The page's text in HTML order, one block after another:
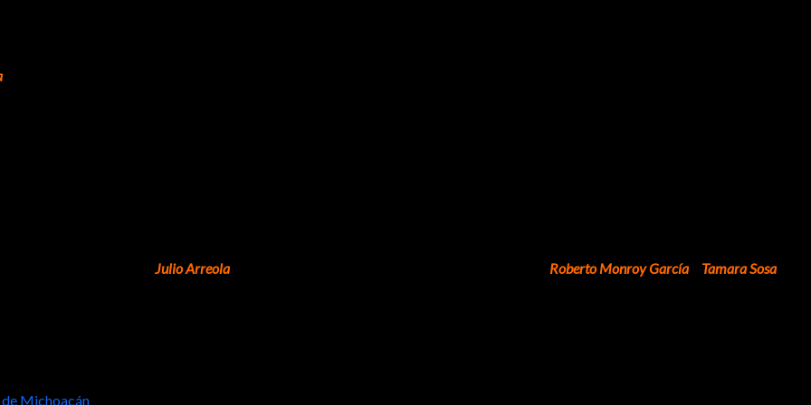
, se trabaja en la generación de actividades y productos turísticos para consolidar toda la riqueza de los destinos. En ese contexto
para este verano en las diversas regiones de Michoacán, con atractivos como la temporada de anidación de tortugas marinas;
Julio Arreola, y a los secretarios de Turismo y Cultura del estado, Roberto Monroy Garcíay Tamara Sosa
del evento.
Michoacán